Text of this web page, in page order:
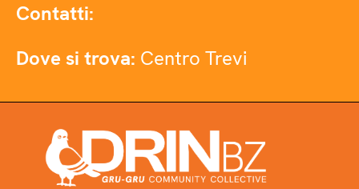
Contatti:
Dove si trova: Centro Trevi